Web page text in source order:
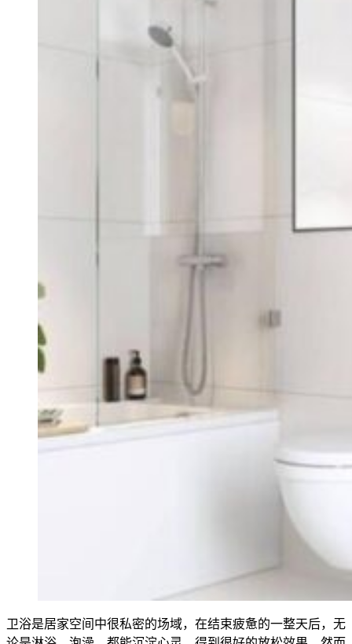
卫浴是居家空间中很私密的场域，在结束疲惫的一整天后，无